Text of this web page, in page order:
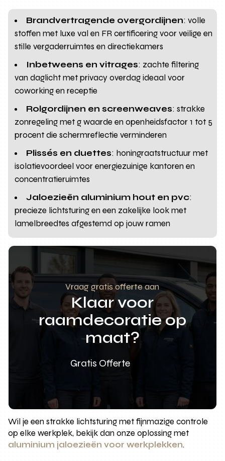
Brandvertragende overgordijnen: volle
stoffen met luxe val en FR certificering voor veilige en
stille vergaderruimtes en directiekamers
Inbetweens en vitrages: zachte filtering
van daglicht met privacy overdag ideaal voor
coworking en receptie
Rolgordijnen en screenweaves: strakke
zonregeling met g waarde en openheidsfactor 1 tot 5
procent die schermreflectie verminderen
Plissés en duettes: honingraatstructuur met
isolatievoordeel voor energiezuinige kantoren en
concentratieruimtes
Jaloezieën aluminium hout en pvc:
precieze lichtsturing en een zakelijke look met
lamelbreedtes afgestemd op jouw ramen
Vraag gratis offerte aan
Klaar voor
raamdecoratie op
maat?
Gratis Offerte
Wil je een strakke lichtsturing met fijnmazige controle
op elke werkplek, bekijk dan onze oplossing met
aluminium jaloezieën voor werkplekken.